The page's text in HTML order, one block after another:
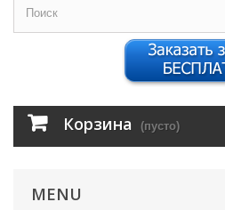
Корзина (пусто)
MENU
Оформление заказа
После оформления заказа с вами
Имя*
Телефон *